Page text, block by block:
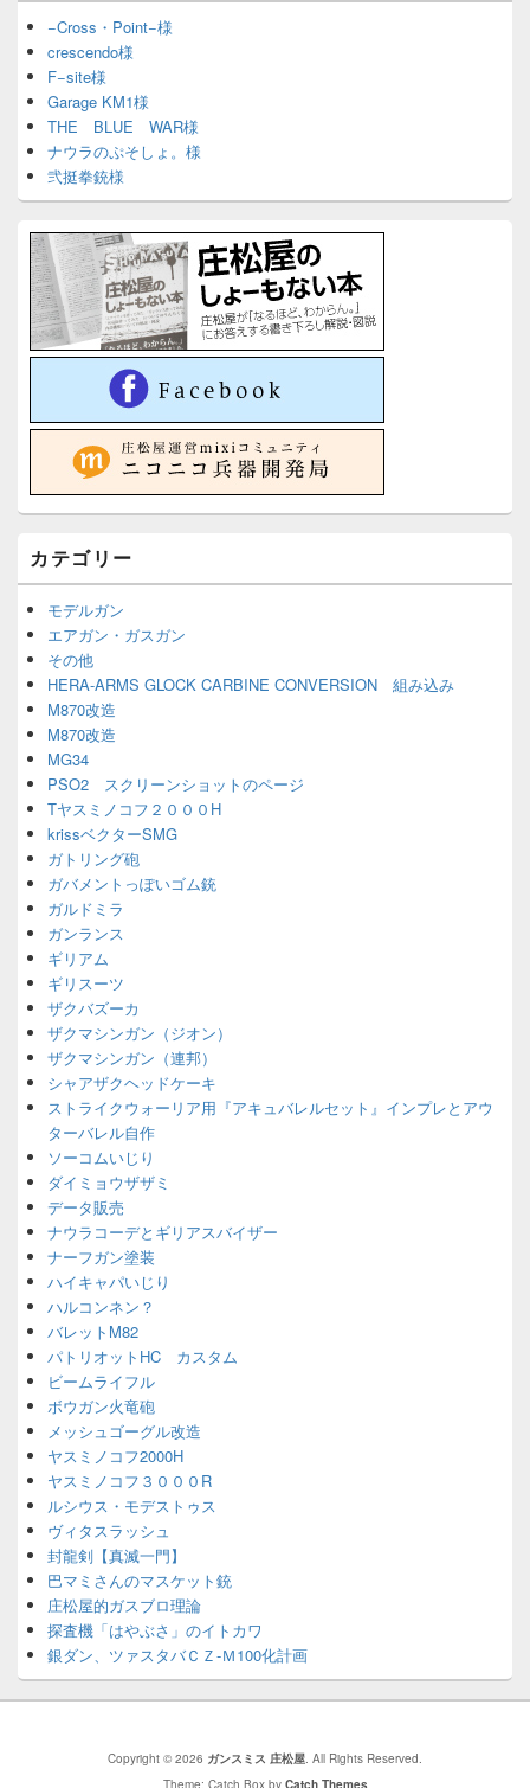
−Cross・Point−様
crescendo様
F−site様
Garage KM1様
THE BLUE WAR様
ナウラのぷそしょ。様
弐挺拳銃様
カテゴリー
モデルガン
エアガン・ガスガン
その他
HERA-ARMS GLOCK CARBINE CONVERSION 組み込み
M870改造
M870改造
MG34
PSO2 スクリーンショットのページ
Tヤスミノコフ２０００H
krissベクターSMG
ガトリング砲
ガバメントっぽいゴム銃
ガルドミラ
ガンランス
ギリアム
ギリスーツ
ザクバズーカ
ザクマシンガン（ジオン）
ザクマシンガン（連邦）
シャアザクヘッドケーキ
ストライクウォーリア用『アキュバレルセット』インプレとアウ
ターバレル自作
ソーコムいじり
ダイミョウザザミ
データ販売
ナウラコーデとギリアスバイザー
ナーフガン塗装
ハイキャパいじり
ハルコンネン？
バレットM82
パトリオットHC カスタム
ビームライフル
ボウガン火竜砲
メッシュゴーグル改造
ヤスミノコフ2000H
ヤスミノコフ３０００R
ルシウス・モデストゥス
ヴィタスラッシュ
封龍剣【真滅一門】
巴マミさんのマスケット銃
庄松屋的ガスブロ理論
探査機「はやぶさ」のイトカワ
銀ダン、ツァスタバＣＺ-Ｍ100化計画
Copyright © 2026 ガンスミス 庄松屋. All Rights Reserved.
Theme: Catch Box by Catch Themes